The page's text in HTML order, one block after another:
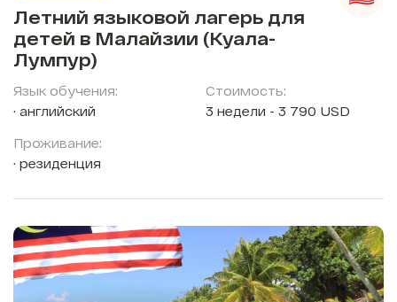
Летний языковой лагерь для
детей в Малайзии (Куала-
Лумпур)
Язык обучения:
английский
Проживание:
резиденция
Стоимость:
3 недели - 3 790 USD